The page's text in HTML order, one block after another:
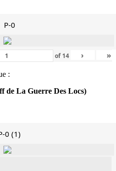
P-0
of 14 › »
:
de La Guerre Des Locs)
0 (1)